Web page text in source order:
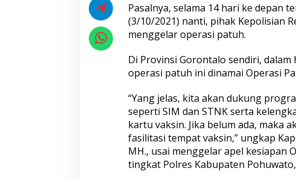
Pasalnya, selama 14 hari ke depan
(3/10/2021) nanti, pihak Kepolisian
menggelar operasi patuh.
Di Provinsi Gorontalo sendiri,
operasi patuh ini dinamai Operasi
“Yang jelas, kita akan dukung
seperti SIM dan STNK serta
kartu vaksin. Jika belum ada, maka
fasilitasi tempat vaksin,” ungkap
MH., usai menggelar apel kesiapan
tingkat Polres Kabupaten